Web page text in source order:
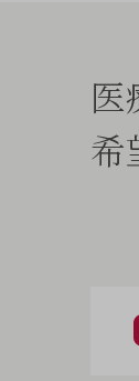
医
希